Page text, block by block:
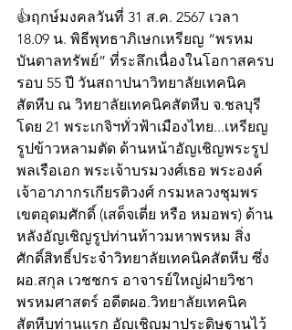
👍ฤกษ์มงคลวันที่ 31 ส.ค. 2567 เวลา
18.09 น. พิธีพุทธาภิเษกเหรียญ “พรหม
บันดาลทรัพย์” ที่ระลึกเนื่องในโอกาสครบ
รอบ 55 ปี วันสถาปนาวิทยาลัยเทคนิค
สัตหีบ ณ วิทยาลัยเทคนิคสัตหีบ จ.ชลบุรี
โดย 21 พระเกจิฯทั่วฟ้าเมืองไทย...เหรียญ
รูปข้าวหลามตัด ด้านหน้าอัญเชิญพระรูป
พลเรือเอก พระเจ้าบรมวงศ์เธอ พระองค์
เจ้าอาภากรเกียรติวงศ์ กรมหลวงชุมพร
เขตอุดมศักดิ์ (เสด็จเตี่ย หรือ หมอพร) ด้าน
หลังอัญเชิญรูปท่านท้าวมหาพรหม สิ่ง
ศักดิ์สิทธิ์ประจำวิทยาลัยเทคนิคสัตหีบ ซึ่ง
ผอ.สกุล เวชชกร อาจารย์ใหญ่ฝ่ายวิชา
พรหมศาสตร์ อดีตผอ.วิทยาลัยเทคนิค
สัตหีบท่านแรก อัญเชิญมาประดิษฐานไว้